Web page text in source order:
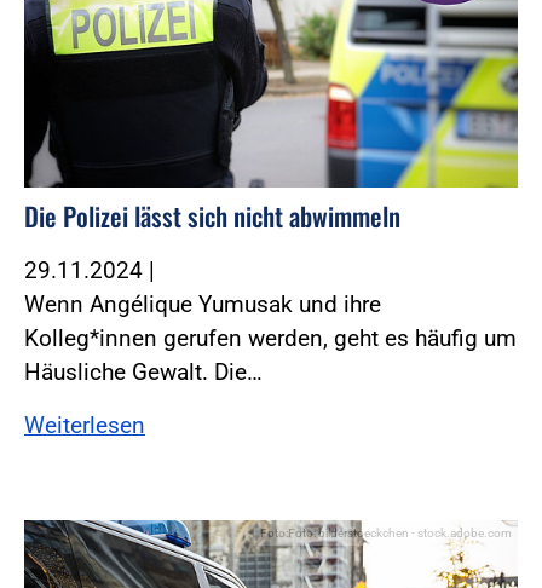
Die Polizei lässt sich nicht abwimmeln
29.11.2024 |
Wenn Angélique Yumusak und ihre
Kolleg*innen gerufen werden, geht es häufig um
Häusliche Gewalt. Die…
Weiterlesen
Foto:Foto: bilderstoeckchen - stock.adobe.com